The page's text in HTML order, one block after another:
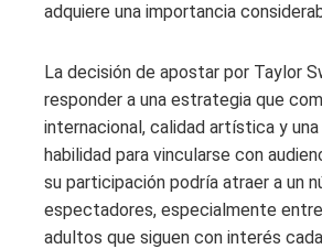
adquiere una importancia
La decisión de apostar por Taylor
responder a una estrategia que
internacional, calidad artística y
habilidad para vincularse con
su participación podría atraer a un
espectadores, especialmente
adultos que siguen con interés